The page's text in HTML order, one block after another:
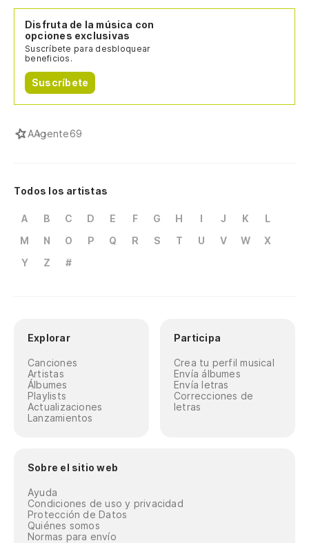
Disfruta de la música con
opciones exclusivas
Suscríbete para desbloquear
beneficios.
Suscríbete
AAgente69
Todos los artistas
A B C D E F G H I J K
L
M
N O P Q R S T U V W
X
Y
Z #
Explorar
Canciones
Artistas
Álbumes
Playlists
Actualizaciones
Lanzamientos
Participa
Crea tu perfil musical
Envía álbumes
Envía letras
Correcciones de
letras
Sobre el sitio web
Ayuda
Condiciones de uso y privacidad
Protección de Datos
Quiénes somos
Normas para envío